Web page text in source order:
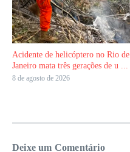
Acidente de helicóptero no Rio de
Janeiro mata três gerações de u ...
8 de agosto de 2026
Deixe um Comentário